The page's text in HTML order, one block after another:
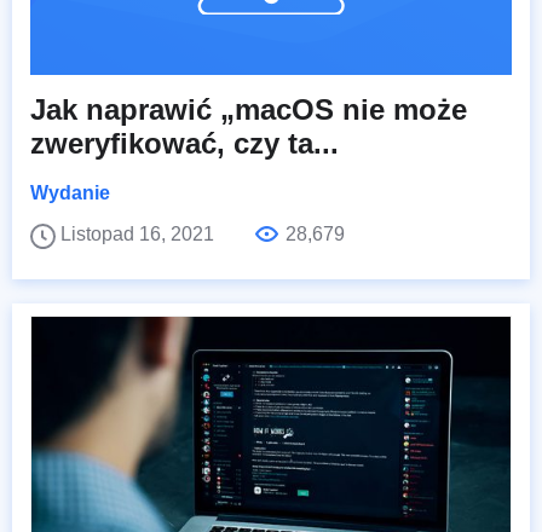
Jak naprawić „macOS nie może
zweryfikować, czy ta...
Wydanie
Listopad 16, 2021
28,679